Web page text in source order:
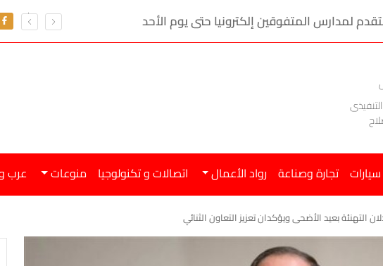
لمدارس المتفوقين إلكترونيا حتى يوم الأحد
سيارات تجارة وصناعة رواد الأعمال اتصالات و تكنولوجيا منوعات عرب
التهنئة بعيد الأضحى ويؤكدان تعزيز التعاون الثنائي